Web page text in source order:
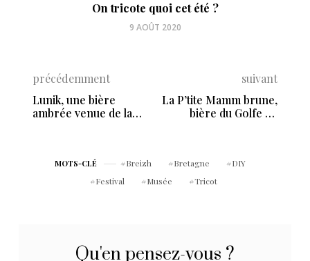
On tricote quoi cet été ?
9 AOÛT 2020
précédemment
Lunik, une bière
ambrée venue de la
suivant
La P’tite Mamm brune,
bière du Golfe du
MOTS-CLÉ Breizh Bretagne
DIY
Festival
Musée Tricot
Qu'en pensez-vous ?